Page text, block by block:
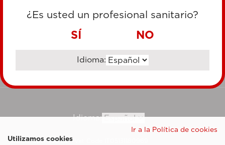
TRANSFERENCIA BANCARIA
Idioma:
Esaote SpA ©2026 - Vat Code IT05131180969
¿Es usted un profesional sanitario?
SÍ NO
Idioma:
Ir a la Política de cookies
Utilizamos cookies